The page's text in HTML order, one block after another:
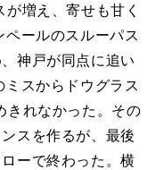
増え、寄せも甘く
ールのスルーパス
神戸が同点に追い
スからドウグラス
きれなかった。その
スを作るが、最後
ーで終わった。横